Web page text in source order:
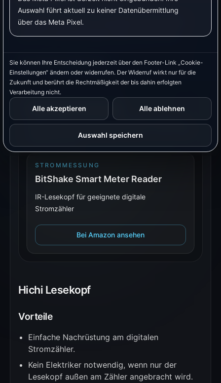
Auswahl führt aktuell zu keiner Datenübermittlung
über das Meta Pixel.
Sie können Ihre Entscheidung jederzeit über den Footer-Link „Cookie-
Einstellungen“ ändern oder widerrufen. Der Widerruf wirkt nur für die
Zukunft und berührt die Rechtmäßigkeit der bis dahin erfolgten
Verarbeitung nicht.
Alle akzeptieren Alle ablehnen
Auswahl speichern
Geeignet, wenn der vorhandene Stromzähler
passt und die benötigten Werte bereitstellt.
Produktempfehlung
PRODUKTEMPFEHLUNGEN
Passende Hardware
Einige Produktlinks sind Partnerlinks. Kaufst du darüber ein,
sich der Preis nicht.
STROMMESSUNG
BitShake Smart Meter Reader
IR-Lesekopf für geeignete digitale
Stromzähler
Bei Amazon ansehen
Hichi Lesekopf
Vorteile
Einfache Nachrüstung am digitalen
Stromzähler.
Kein Elektriker notwendig, wenn nur der
Lesekopf außen am Zähler angebracht wird.